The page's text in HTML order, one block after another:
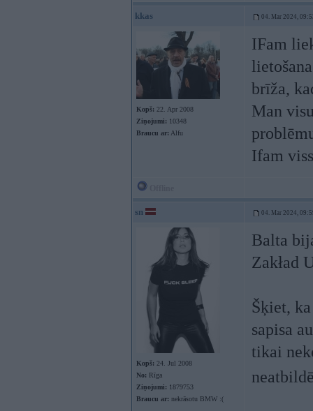
kkas 04. Mar 2024,
Kopš: 22. Apr 2008
Ziņojumi: 10348
Braucu ar: Alfu
IFam
brīža,
Man
Ifam
sn 04. Mar 2024,
Kopš: 24. Jul 2008
No: Rīga
Ziņojumi: 1879753
Braucu ar: nekrāsotu BMW :(
Balta
Zakład
Šķiet,
sapisa
tikai